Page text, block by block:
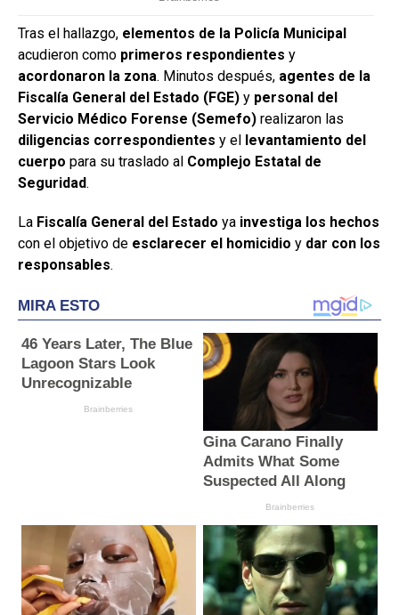
Tras el hallazgo, elementos de la Policía Municipal
acudieron como primeros respondientes y
acordonaron la zona. Minutos después, agentes de la
Fiscalía General del Estado (FGE) y personal del
Servicio Médico Forense (Semefo) realizaron las
diligencias correspondientes y el levantamiento del
cuerpo para su traslado al Complejo Estatal de
Seguridad.
La Fiscalía General del Estado ya investiga los hechos
con el objetivo de esclarecer el homicidio y dar con los
responsables.